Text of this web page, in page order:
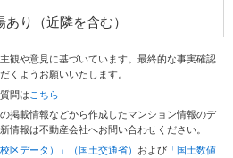
あり（近隣を含む）
観や意見に基づいています。最終的な事実確認
くようお願いいたします。
問はこちら
掲載情報などから作成したマンション情報のデ
情報は不動産会社へお問い合わせください。
区データ）」（国土交通省） および 「国土数値